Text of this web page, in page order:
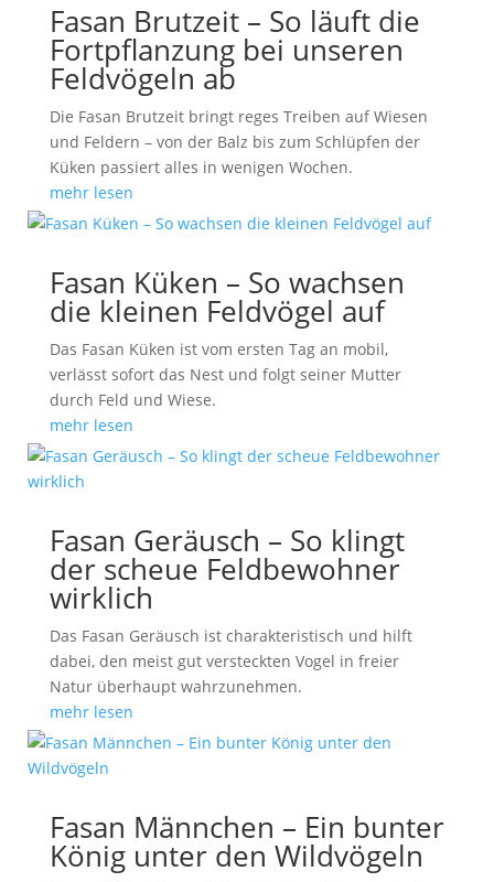
Fasan Brutzeit – So läuft die
Fortpflanzung bei unseren
Feldvögeln ab
Die Fasan Brutzeit bringt reges Treiben auf Wiesen
und Feldern – von der Balz bis zum Schlüpfen der
Küken passiert alles in wenigen Wochen.
mehr lesen
Fasan Küken – So wachsen
die kleinen Feldvögel auf
Das Fasan Küken ist vom ersten Tag an mobil,
verlässt sofort das Nest und folgt seiner Mutter
durch Feld und Wiese.
mehr lesen
Fasan Geräusch – So klingt
der scheue Feldbewohner
wirklich
Das Fasan Geräusch ist charakteristisch und hilft
dabei, den meist gut versteckten Vogel in freier
Natur überhaupt wahrzunehmen.
mehr lesen
Fasan Männchen – Ein bunter
König unter den Wildvögeln